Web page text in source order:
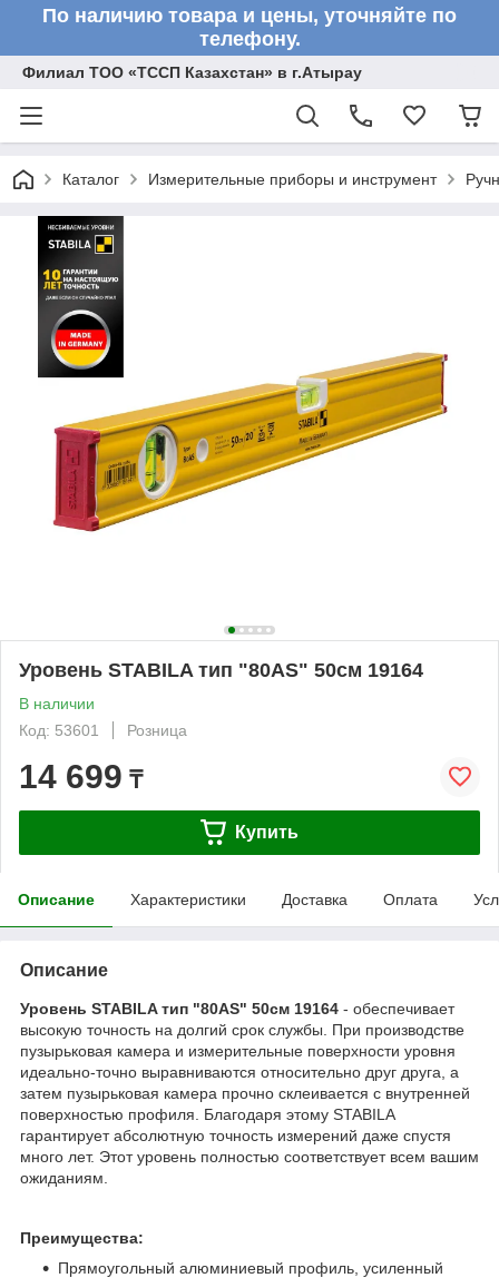
По наличию товара и цены, уточняйте по
телефону.
Филиал ТОО «ТССП Казахстан» в г.Атырау
Каталог Измерительные приборы и инструмент
Уровень STABILA тип "80AS" 50см 19164
В наличии
Код: 53601
Розница
14 699 ₸
Купить
Описание Характеристики Доставка Оплата
Описание
Уровень STABILA тип "80AS" 50см 19164 - обеспечивает
высокую точность на долгий срок службы. При производстве
пузырьковая камера и измерительные поверхности уровня
идеально-точно выравниваются относительно друг друга, а
затем пузырьковая камера прочно склеивается с внутренней
поверхностью профиля. Благодаря этому STABILA
гарантирует абсолютную точность измерений даже спустя
много лет. Этот уровень полностью соответствует всем вашим
ожиданиям.
Преимущества:
Прямоугольный алюминиевый профиль, усиленный